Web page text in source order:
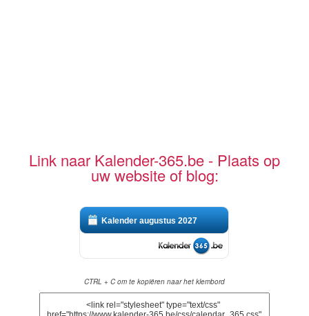
Link naar Kalender-365.be - Plaats op
uw website of blog:
Kalender augustus 2027
CTRL + C om te kopiëren naar het klembord